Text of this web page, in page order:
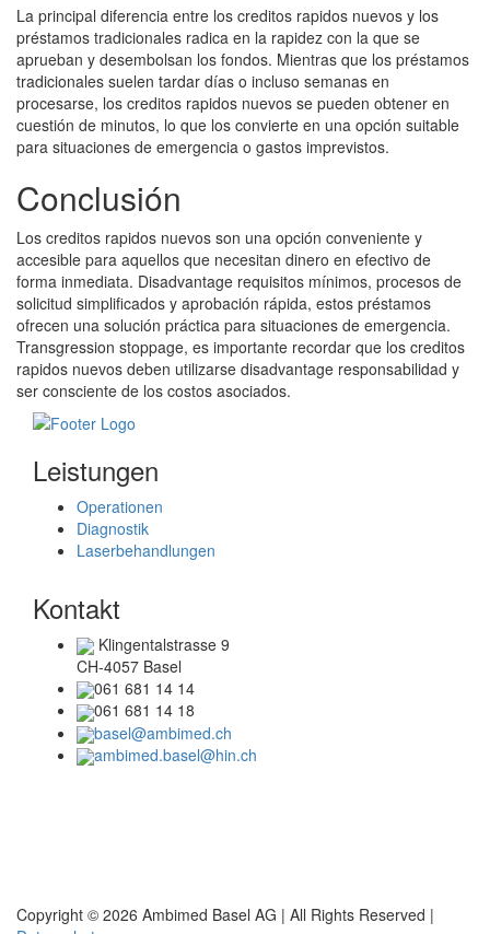
La principal diferencia entre los creditos rapidos nuevos y los
préstamos tradicionales radica en la rapidez con la que se
aprueban y desembolsan los fondos. Mientras que los préstamos
tradicionales suelen tardar días o incluso semanas en
procesarse, los creditos rapidos nuevos se pueden obtener en
cuestión de minutos, lo que los convierte en una opción suitable
para situaciones de emergencia o gastos imprevistos.
Conclusión
Los creditos rapidos nuevos son una opción conveniente y
accesible para aquellos que necesitan dinero en efectivo de
forma inmediata. Disadvantage requisitos mínimos, procesos de
solicitud simplificados y aprobación rápida, estos préstamos
ofrecen una solución práctica para situaciones de emergencia.
Transgression stoppage, es importante recordar que los creditos
rapidos nuevos deben utilizarse disadvantage responsabilidad y
ser consciente de los costos asociados.
Leistungen
Operationen
Diagnostik
Laserbehandlungen
Kontakt
Klingentalstrasse 9
CH-4057 Basel
061 681 14 14
061 681 14 18
basel@ambimed.ch
ambimed.basel@hin.ch
Copyright © 2026 Ambimed Basel AG | All Rights Reserved |